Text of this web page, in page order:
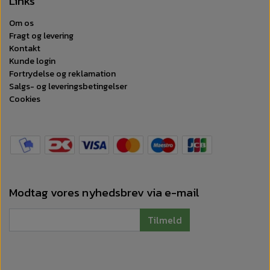
Om os
Fragt og levering
Kontakt
Kunde login
Fortrydelse og reklamation
Salgs- og leveringsbetingelser
Cookies
Modtag vores nyhedsbrev via e-mail
Tilmeld